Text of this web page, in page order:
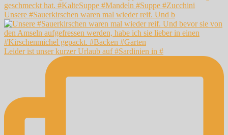
Unsere #Sauerkirschen waren mal wieder reif. Und b
Leider ist unser kurzer Urlaub auf #Sardinien in #